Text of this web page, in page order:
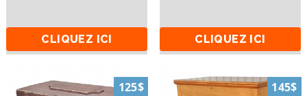
CLIQUEZ ICI CLIQUEZ ICI
125$ 145$